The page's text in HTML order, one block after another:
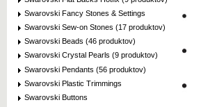
Swarovski Fancy Stones & Settings
Swarovski Sew-on Stones (17 produktov)
Swarovski Beads (46 produktov)
Swarovski Crystal Pearls (9 produktov)
Swarovski Pendants (56 produktov)
Swarovski Plastic Trimmings
Swarovski Buttons